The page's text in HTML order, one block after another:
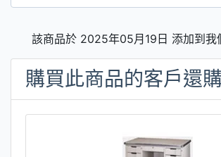
該商品於 2025年05月19日 添加到我
購買此商品的客戶還